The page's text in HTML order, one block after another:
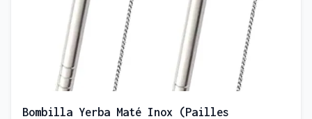
Bombilla Yerba Maté Inox (Pailles